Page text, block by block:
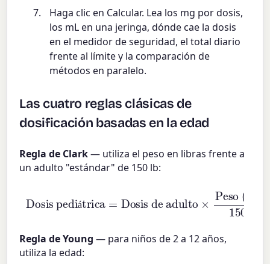
Haga clic en Calcular. Lea los mg por dosis,
los mL en una jeringa, dónde cae la dosis
en el medidor de seguridad, el total diario
frente al límite y la comparación de
métodos en paralelo.
Las cuatro reglas clásicas de
dosificación basadas en la edad
Regla de Clark— utiliza el peso en libras frente a
un adulto "estándar" de 150 lb:
á
Regla de Young — para niños de 2 a 12 años,
utiliza la edad: